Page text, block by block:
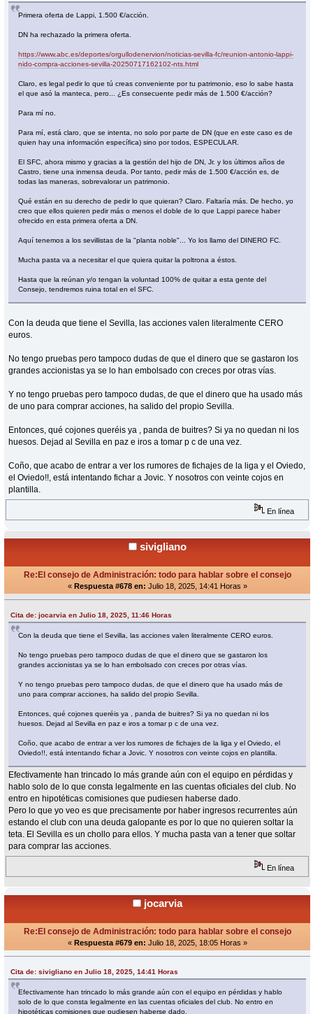
Primera oferta de Lappi, 1.500 €/acción.
DN ha rechazado la primera oferta.
https://www.abc.es/deportes/orgullodenervion/noticias-sevilla-fc/reunion-antonio-lappi-
nido-compra-acciones-sevilla-20250717162102-nts.html
Claro, es legal pedir lo que tú creas conveniente por tu patrimonio, eso lo sabe hasta
el que asó la manteca, pero... ¿Es consecuente pedir más de 1.500 €/acción?
Para mí no.
Para mí, está claro, que se intenta, no solo por parte de DN (que en este caso es de
quien hay una información específica) sino por todos, ESPECULAR.
El SFC, ahora mismo y gracias a la gestión del hijo de DN, Jr. y los últimos años de
Castro, tiene una inmensa deuda. Por tanto, pedir más de 1.500 €/acción es, de
todas las maneras, sobrevalorar un patrimonio.
Qué están en su derecho de pedir lo que quieran? Claro. Faltaría más. De hecho, yo
creo que ellos quieren pedir más o menos el doble de lo que Lappi parece haber
ofrecido en esta primera oferta a DN.
Aquí tenemos a los sevillistas de la "planta noble"... Yo los llamo del DINERO FC.
Mucha pasta va a necesitar el que quiera quitar la poltrona a éstos.
Hasta que la reúnan y/o tengan la voluntad 100% de quitar a esta gente del
Consejo, tendremos ruina total en el SFC.
Con la deuda que tiene el Sevilla, las acciones valen literalmente CERO
euros.
No tengo pruebas pero tampoco dudas de que el dinero que se gastaron los
grandes accionistas ya se lo han embolsado con creces por otras vías.
Y no tengo pruebas pero tampoco dudas, de que el dinero que ha usado más
de uno para comprar acciones, ha salido del propio Sevilla.
Entonces, qué cojones queréis ya , panda de buitres? Si ya no quedan ni los
huesos. Dejad al Sevilla en paz e iros a tomar p c de una vez.
Coño, que acabo de entrar a ver los rumores de fichajes de la liga y el Oviedo,
el Oviedo!!, está intentando fichar a Jovic. Y nosotros con veinte cojos en
plantilla.
En línea
sivigliano
Re:El consejo de Administración: todo para hablar sobre el consejo
« Respuesta #678 en: Julio 18, 2025, 14:41 Horas »
Cita de: jocarvia en Julio 18, 2025, 11:46 Horas
Con la deuda que tiene el Sevilla, las acciones valen literalmente CERO euros.
No tengo pruebas pero tampoco dudas de que el dinero que se gastaron los
grandes accionistas ya se lo han embolsado con creces por otras vías.
Y no tengo pruebas pero tampoco dudas, de que el dinero que ha usado más de
uno para comprar acciones, ha salido del propio Sevilla.
Entonces, qué cojones queréis ya , panda de buitres? Si ya no quedan ni los
huesos. Dejad al Sevilla en paz e iros a tomar p c de una vez.
Coño, que acabo de entrar a ver los rumores de fichajes de la liga y el Oviedo, el
Oviedo!!, está intentando fichar a Jovic. Y nosotros con veinte cojos en plantilla.
Efectivamente han trincado lo más grande aún con el equipo en pérdidas y
hablo solo de lo que consta legalmente en las cuentas oficiales del club. No
entro en hipotéticas comisiones que pudiesen haberse dado.
Pero lo que yo veo es que precisamente por haber ingresos recurrentes aún
estando el club con una deuda galopante es por lo que no quieren soltar la
teta. El Sevilla es un chollo para ellos. Y mucha pasta van a tener que soltar
para comprar las acciones.
En línea
jocarvia
Re:El consejo de Administración: todo para hablar sobre el consejo
« Respuesta #679 en: Julio 18, 2025, 18:05 Horas »
Cita de: sivigliano en Julio 18, 2025, 14:41 Horas
Efectivamente han trincado lo más grande aún con el equipo en pérdidas y hablo
solo de lo que consta legalmente en las cuentas oficiales del club. No entro en
hipotéticas comisiones que pudiesen haberse dado.